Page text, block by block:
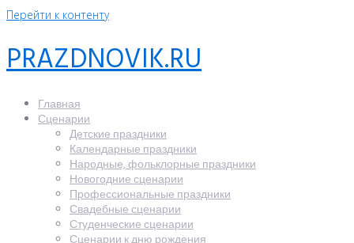
Перейти к контенту
PRAZDNOVIK.RU
Главная
Сценарии
Детские праздники
Календарные праздники
Народные, фольклорные праздники
Новогодние сценарии
Профессиональные праздники
Свадебные сценарии
Студенческие сценарии